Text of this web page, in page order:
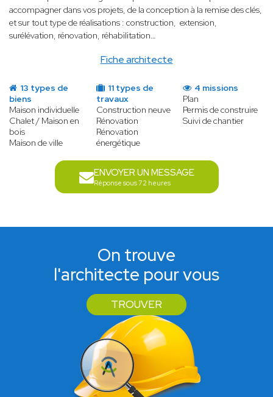
Fiche architecte
accompagner dans vos projets, de la conception à la remise des clés,
et sur tout type de réalisations : construction, extension,
surélévation, rénovation, réhabilitation…
13 types de
biens
Maison individuelle
Chalet / Maison en
bois
Maison de ville
11 types de
travaux
Construction neuve
Rénovation
Rénovation
énergétique
4 missions
Plan
Permis de construire
Suivi de chantier
ENVOYER UN MESSAGE
Réponse sous 72 heures
On trouve
l'architecte pour vous
TROUVER